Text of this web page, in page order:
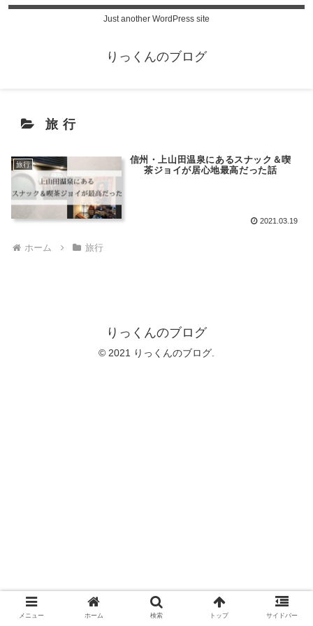
Just another WordPress site
りっくんのブログ
旅行
旅行
信州・上山田温泉にあるスナック＆喫
茶ジョイが居心地最高だった話
2021.03.19
ホーム 旅行
りっくんのブログ
© 2021 りっくんのブログ.
メニュー ホーム 検索 トップ サイドバー